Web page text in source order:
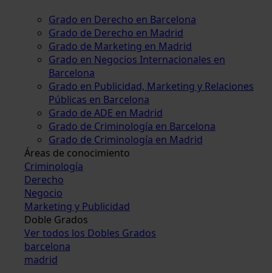
Grado en Derecho en Barcelona
Grado de Derecho en Madrid
Grado de Marketing en Madrid
Grado en Negocios Internacionales en
Barcelona
Grado en Publicidad, Marketing y Relaciones
Públicas en Barcelona
Grado de ADE en Madrid
Grado de Criminología en Barcelona
Grado de Criminología en Madrid
Áreas de conocimiento
Criminología
Derecho
Negocio
Marketing y Publicidad
Doble Grados
Ver todos los Dobles Grados
barcelona
madrid